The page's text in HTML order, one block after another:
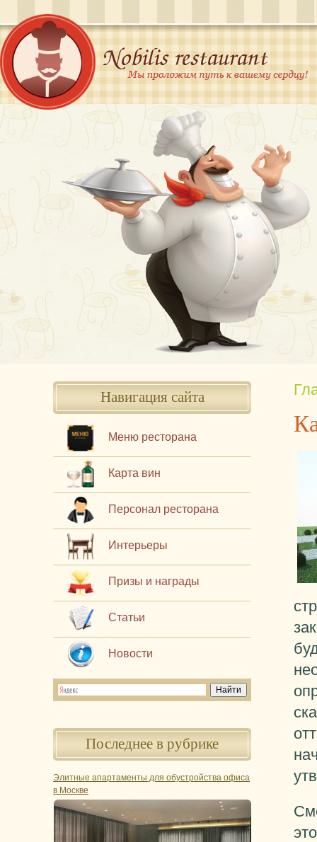
Навигация сайта
Меню ресторана
Карта вин
Персонал ресторана
Интерьеры
Призы и награды
Статьи
Новости
Последнее в рубрике
Элитные апартаменты для обустройства офиса
в Москве